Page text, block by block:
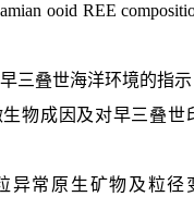
ooid REE
叠世海洋环境的指示
物成因及对早三叠世
常原生矿物及粒